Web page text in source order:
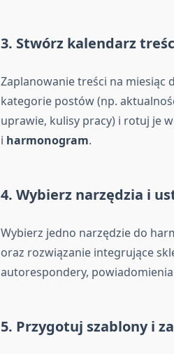
3. Stwórz kalendarz
Zaplanowanie treści na miesiąc
kategorie postów (np.
uprawie, kulisy pracy) i rotuj je
i harmonogram.
4. Wybierz narzędzia i
Wybierz jedno narzędzie do
oraz rozwiązanie integrujące
autorespondery,
5. Przygotuj szablony i